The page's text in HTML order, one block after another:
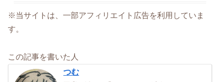
※当サイトは、一部アフィリエイト広告を利用していま
す。
この記事を書いた人
つむ